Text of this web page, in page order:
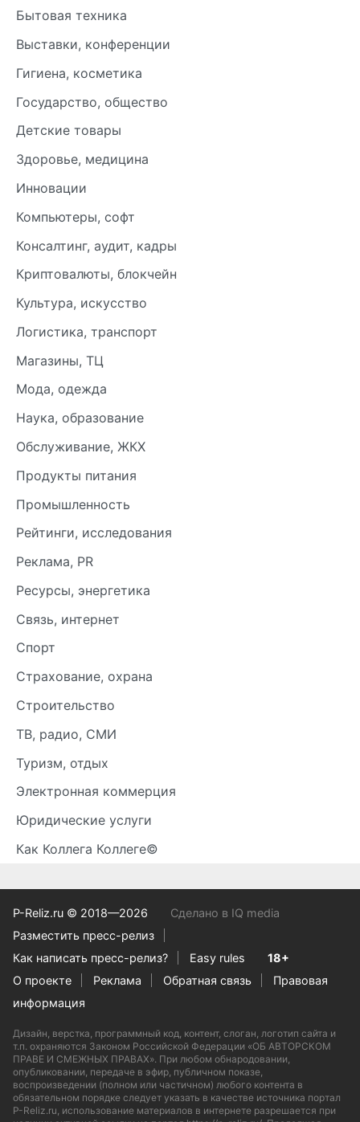
Бытовая техника
Выставки, конференции
Гигиена, косметика
Государство, общество
Детские товары
Здоровье, медицина
Инновации
Компьютеры, софт
Консалтинг, аудит, кадры
Криптовалюты, блокчейн
Культура, искусство
Логистика, транспорт
Магазины, ТЦ
Мода, одежда
Наука, образование
Обслуживание, ЖКХ
Продукты питания
Промышленность
Рейтинги, исследования
Реклама, PR
Ресурсы, энергетика
Связь, интернет
Спорт
Страхование, охрана
Строительство
ТВ, радио, СМИ
Туризм, отдых
Электронная коммерция
Юридические услуги
Как Коллега Коллеге©
P-Reliz.ru © 2018—2026
Сделано в IQ media
Разместить пресс-релиз
Как написать пресс-релиз?
Easy rules
18+
О проекте
Реклама Обратная связь
Правовая
информация
Дизайн, верстка, программный код, контент, слоган, логотип сайта и
т.п. охраняются Законом Российской Федерации «ОБ АВТОРСКОМ
ПРАВЕ И СМЕЖНЫХ ПРАВАХ». При любом обнародовании,
опубликовании, передаче в эфир, публичном показе,
воспроизведении (полном или частичном) любого контента в
обязательном порядке следует указать в качестве источника портал
P-Reliz.ru, использование материалов в интернете разрешается при